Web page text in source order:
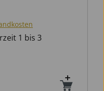
1 bis 3